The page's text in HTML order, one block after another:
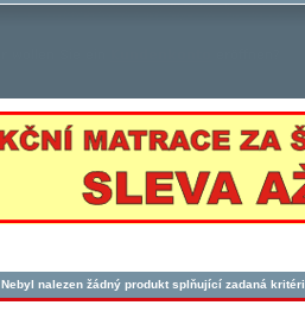
Nebyl nalezen žádný produkt splňující zadaná